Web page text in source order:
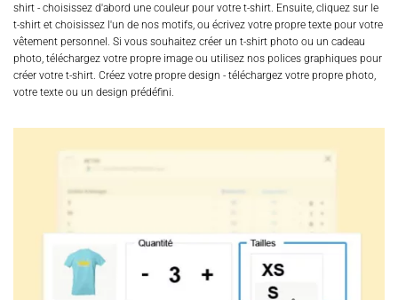
shirt - choisissez d'abord une couleur pour votre t-shirt. Ensuite, cliquez sur le
t-shirt et choisissez l'un de nos motifs, ou écrivez votre propre texte pour votre
vêtement personnel. Si vous souhaitez créer un t-shirt photo ou un cadeau
photo, téléchargez votre propre image ou utilisez nos polices graphiques pour
créer votre t-shirt. Créez votre propre design - téléchargez votre propre photo,
votre texte ou un design prédéfini.